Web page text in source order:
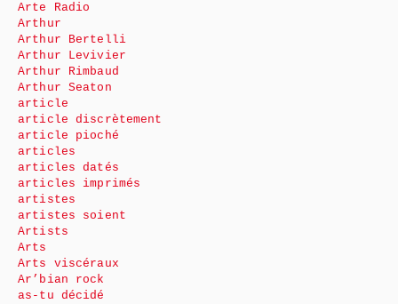
Arte Radio
Arthur
Arthur Bertelli
Arthur Levivier
Arthur Rimbaud
Arthur Seaton
article
article discrètement
article pioché
articles
articles datés
articles imprimés
artistes
artistes soient
Artists
Arts
Arts viscéraux
Ar’bian rock
as-tu décidé